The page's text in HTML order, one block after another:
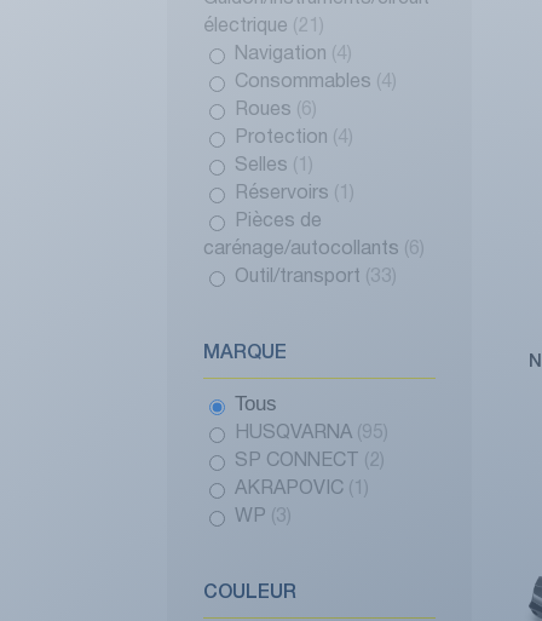
électrique
(21)
Navigation
(4)
Consommables
(4)
Roues
(6)
Protection
(4)
Selles
Réservoirs
Pièces de
carénage/autocollants
(6)
Outil/transport
(33)
MARQUE
Tous
HUSQVARNA
(95)
SP CONNECT
(2)
AKRAPOVIC
WP
(3)
COULEUR